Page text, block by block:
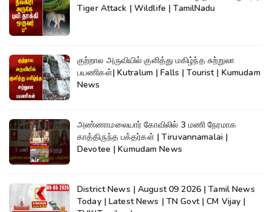
Tiger Attack | Wildlife | TamilNadu
குற்றால அருவியில் குளித்து மகிழ்ந்த சுற்றுலா
பயணிகள்| Kutralum | Falls | Tourist | Kumudam
News
அண்ணாமலையார் கோவிலில் 3 மணி நேரமாக
காத்திருந்த பக்தர்கள் | Tiruvannamalai |
Devotee | Kumudam News
District News | August 09 2026 | Tamil News
Today | Latest News | TN Govt | CM Vijay |